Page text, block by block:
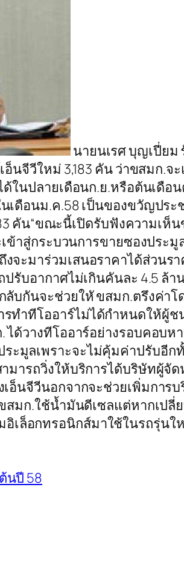
นายนเรศ บุญเปี่ยม
จีวีใหม่ 3,183 คัน ว่าขสมก.จ
ในปลายเดือนก.ย.หรือต้นเดือ
เดือนม.ค.58 เป็นของขวัญปร
คัน“ขณะนี้เปิดรับฟังความเห็
ข้าสู่กระบวนการขายซองประ
ะมาร่วมเสนอราคาได้ส่วนร
รับอากาศไม่เกินคันละ 4.5 ล้
บกันจะช่วยใหั ขสมก.ตรึงค่า
ทำทีโออาร์ไม่ได้กำหนดให้ผู้
ได้วางทีโออาร์อย่างรอบคอ
มูลเพราะจะไม่คุ้มค่าปรับอีก
ารถวิ่งให้บริการได้บริษัทผู้จั
อ็นจีวีนอกจากจะช่วยเพิ่มกา
มก.ใช้น้ำมันดีเซลแต่หากเปลี่
เล็อกทรอนิกส์มาใช้ในรถรุ่น
นปี 58